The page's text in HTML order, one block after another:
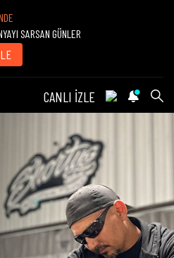
SARSAN GÜNLER
CANLI İZLE